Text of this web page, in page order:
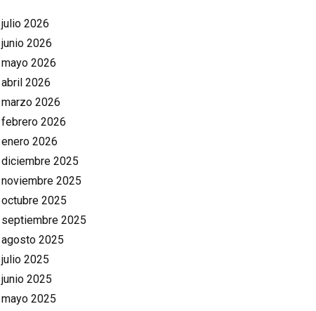
julio 2026
junio 2026
mayo 2026
abril 2026
marzo 2026
febrero 2026
enero 2026
diciembre 2025
noviembre 2025
octubre 2025
septiembre 2025
agosto 2025
julio 2025
junio 2025
mayo 2025